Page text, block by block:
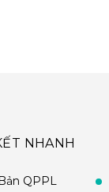
NHANH
QPPL